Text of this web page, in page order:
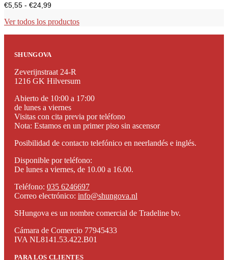
€5,55 - €24,99Gama
precios:
5,55
Ver todos los productos
SHUNGOVA
Zeverijnstraat 24-R
1216 GK Hilversum
Abierto de 10:00 a 17:00
de lunes a viernes
Visitas con cita previa por teléfono
Nota: Estamos en un primer piso sin ascensor
Posibilidad de contacto telefónico en neerlandés e inglés.
Disponible por teléfono:
De lunes a viernes, de 10.00 a 16.00.
Teléfono: 035 6246697
Correo electrónico: info@shungova.nl
SHungova es un nombre comercial de Tradeline bv.
Cámara de Comercio 77945433
IVA NL8141.53.422.B01
PARA LOS CLIENTES